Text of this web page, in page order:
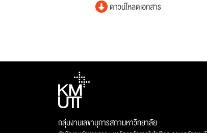
ดาวน์โหลดเอกสาร
กลุ่มงานเลขานุการสภามหาวิทยาลัย